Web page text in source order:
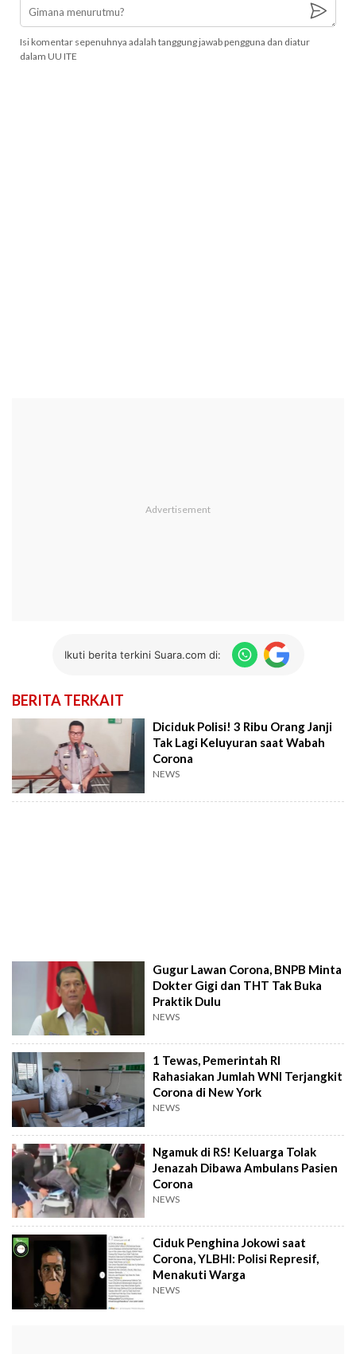
Isi komentar sepenuhnya adalah tanggung jawab pengguna dan diatur
dalam UU ITE
Ikuti berita terkini Suara.com di:
BERITA TERKAIT
Diciduk Polisi! 3 Ribu Orang Janji
Tak Lagi Keluyuran saat Wabah
Corona
NEWS
Gugur Lawan Corona, BNPB Minta
Dokter Gigi dan THT Tak Buka
Praktik Dulu
NEWS
1 Tewas, Pemerintah RI
Rahasiakan Jumlah WNI Terjangkit
Corona di New York
NEWS
Ngamuk di RS! Keluarga Tolak
Jenazah Dibawa Ambulans Pasien
Corona
NEWS
Ciduk Penghina Jokowi saat
Corona, YLBHI: Polisi Represif,
Menakuti Warga
NEWS